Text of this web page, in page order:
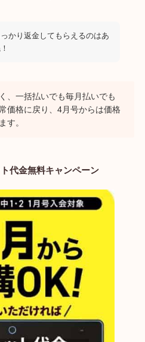
かり返金してもらえるのはあ
、一括払いでも毎月払いでも
価格に戻り、4月号からは価格
す。
代金無料キャンペーン